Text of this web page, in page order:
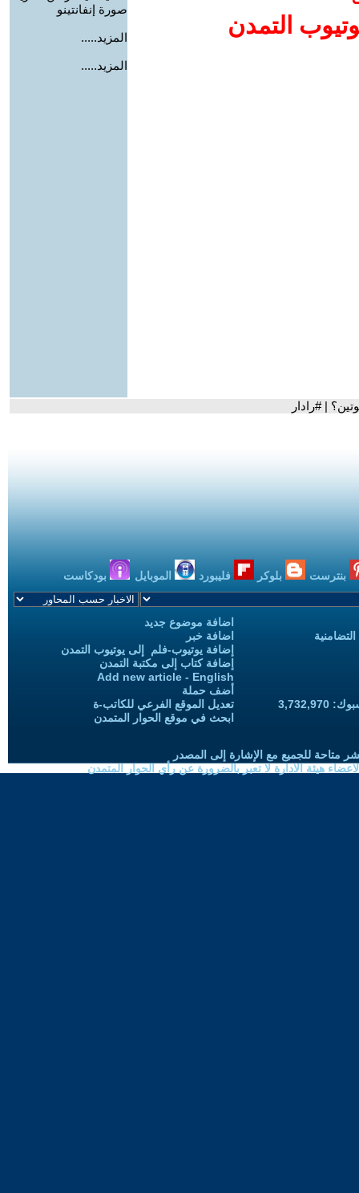
التمدن
صورة إنفانتينو
المزيد.....
المزيد.....
| #رادار
بنترست بلوكر فليبورد الموبايل بودكاست
اضافة موضوع جديد
اضافة خبر
إضافة يوتيوب-فلم إلى يوتيوب التمدن
إضافة كتاب إلى مكتبة التمدن
Add new article - English
أضف حملة
تعديل الموقع الفرعي للكاتب-ة
ابحث في موقع الحوار المتمدن
متاحة للجميع مع الإشارة إلى المصدر
هيئة الادارة لا تعبر بالضرورة عن رأي الحوار المتمدن